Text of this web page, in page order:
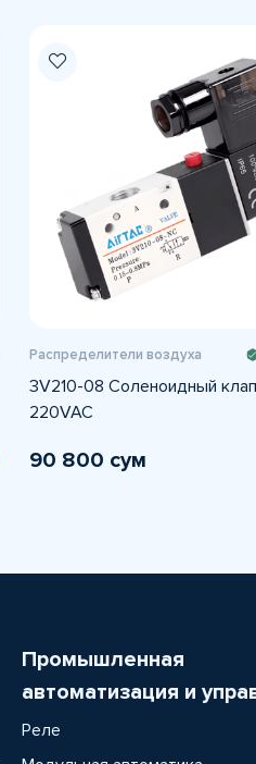
Распределители воздуха
3V210-08 Соленоидный
220VAC
90 800 сум
Промышленная
автоматизация и
Реле